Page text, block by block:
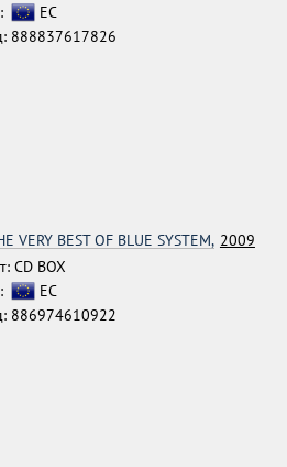
ЕС
888837617826
VERY BEST OF BLUE SYSTEM, 2009
CD BOX
ЕС
886974610922